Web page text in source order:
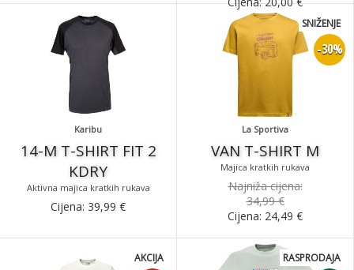
Karibu
14-M T-SHIRT FIT 2
KDRY
Aktivna majica kratkih rukava
Cijena: 39,99 €
La Sportiva
VAN T-SHIRT M
Majica kratkih rukava
-30%
SNIŽENJE
Najniža cijena:
34,99 €
Cijena: 24,49 €
AKCIJA RASPRODAJA